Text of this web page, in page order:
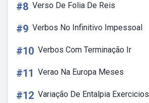
#8 Verso De Folia De Reis
#9 Verbos No Infinitivo Impessoal
#10 Verbos Com Terminação Ir
#11 Verao Na Europa Meses
#12 Variação De Entalpia Exercicios